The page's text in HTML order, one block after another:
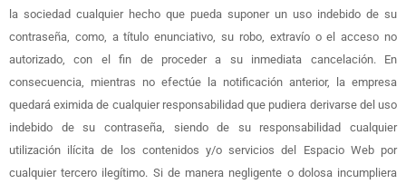
la sociedad cualquier hecho que pueda suponer un uso indebido de su
contraseña, como, a título enunciativo, su robo, extravío o el acceso no
autorizado, con el fin de proceder a su inmediata cancelación. En
consecuencia, mientras no efectúe la notificación anterior, la empresa
quedará eximida de cualquier responsabilidad que pudiera derivarse del uso
indebido de su contraseña, siendo de su responsabilidad cualquier
utilización ilícita de los contenidos y/o servicios del Espacio Web por
cualquier tercero ilegítimo. Si de manera negligente o dolosa incumpliera